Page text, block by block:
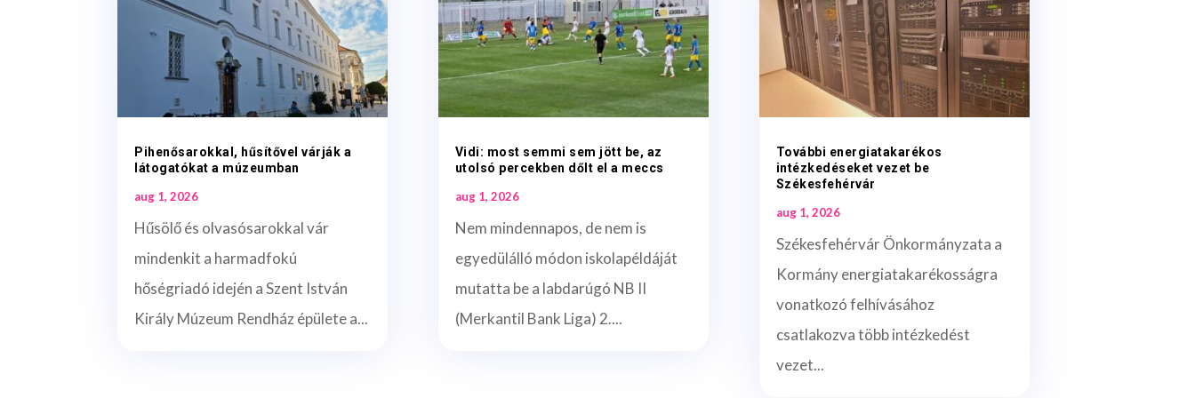
Pihenősarokkal, hűsítővel várják a
látogatókat a múzeumban
aug 1, 2026
Hűsölő és olvasósarokkal vár
mindenkit a harmadfokú
hőségriadó idején a Szent István
Király Múzeum Rendház épülete a...
Vidi: most semmi sem jött be, az
utolsó percekben dőlt el a meccs
aug 1, 2026
Nem mindennapos, de nem is
egyedülálló módon iskolapéldáját
mutatta be a labdarúgó NB II
(Merkantil Bank Liga) 2....
További energiatakarékos
intézkedéseket vezet be
Székesfehérvár
aug 1, 2026
Székesfehérvár Önkormányzata a
Kormány energiatakarékosságra
vonatkozó felhívásához
csatlakozva több intézkedést
vezet...